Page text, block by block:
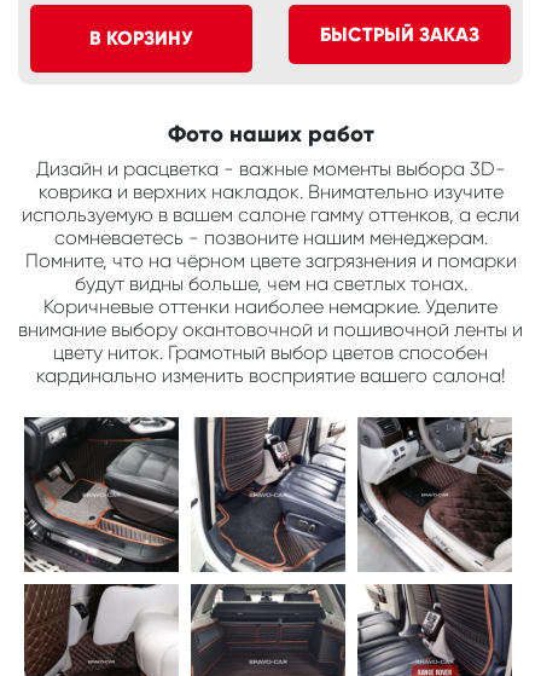
В КОРЗИНУ БЫСТРЫЙ ЗАКАЗ
Фото наших работ
Дизайн и расцветка - важные моменты выбора 3D-
коврика и верхних накладок. Внимательно изучите
используемую в вашем салоне гамму оттенков, а если
сомневаетесь - позвоните нашим менеджерам.
Помните, что на чёрном цвете загрязнения и помарки
будут видны больше, чем на светлых тонах.
Коричневые оттенки наиболее немаркие. Уделите
внимание выбору окантовочной и пошивочной ленты и
цвету ниток. Грамотный выбор цветов способен
кардинально изменить восприятие вашего салона!